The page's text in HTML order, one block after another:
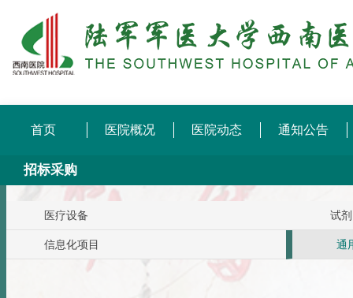
首页 医院概况 医院动态 通知公告
招标采购
医疗设备 试剂
信息化项目 通